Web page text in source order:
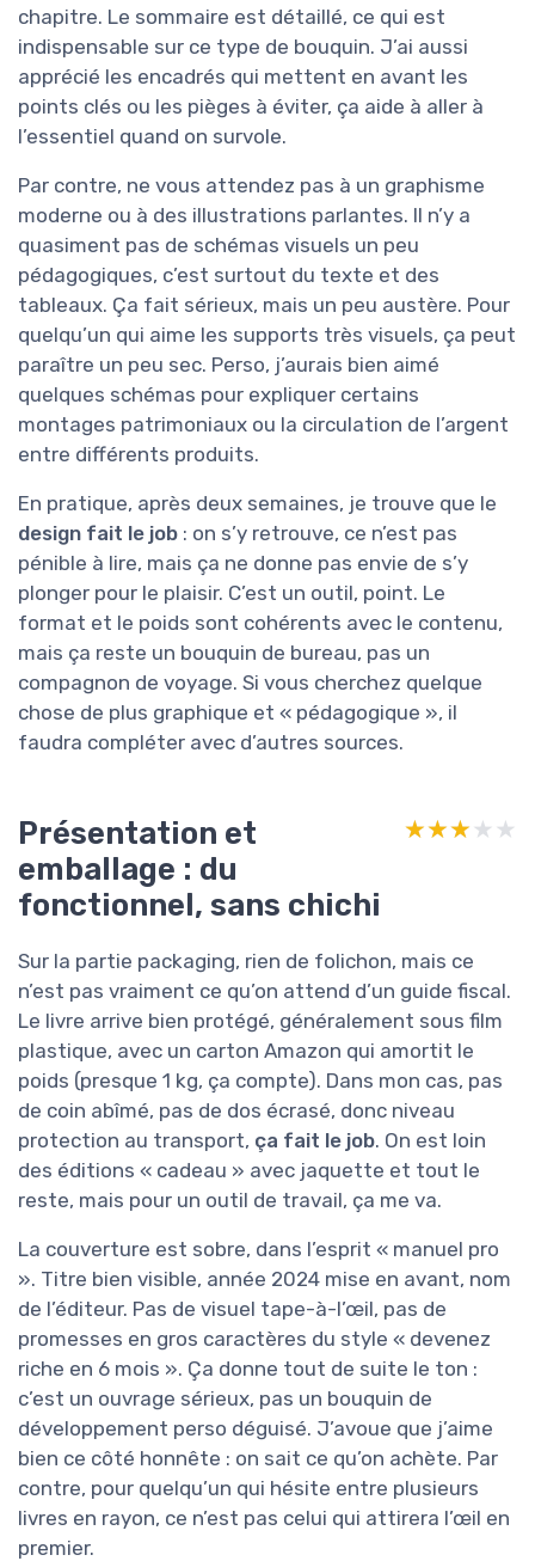
chapitre. Le sommaire est détaillé, ce qui est
indispensable sur ce type de bouquin. J’ai aussi
apprécié les encadrés qui mettent en avant les
points clés ou les pièges à éviter, ça aide à aller à
l’essentiel quand on survole.
Par contre, ne vous attendez pas à un graphisme
moderne ou à des illustrations parlantes. Il n’y a
quasiment pas de schémas visuels un peu
pédagogiques, c’est surtout du texte et des
tableaux. Ça fait sérieux, mais un peu austère. Pour
quelqu’un qui aime les supports très visuels, ça peut
paraître un peu sec. Perso, j’aurais bien aimé
quelques schémas pour expliquer certains
montages patrimoniaux ou la circulation de l’argent
entre différents produits.
En pratique, après deux semaines, je trouve que le
design fait le job : on s’y retrouve, ce n’est pas
pénible à lire, mais ça ne donne pas envie de s’y
plonger pour le plaisir. C’est un outil, point. Le
format et le poids sont cohérents avec le contenu,
mais ça reste un bouquin de bureau, pas un
compagnon de voyage. Si vous cherchez quelque
chose de plus graphique et « pédagogique », il
faudra compléter avec d’autres sources.
Présentation et
emballage : du
fonctionnel, sans chichi
★★★★★
★★★★★
Sur la partie packaging, rien de folichon, mais ce
n’est pas vraiment ce qu’on attend d’un guide fiscal.
Le livre arrive bien protégé, généralement sous film
plastique, avec un carton Amazon qui amortit le
poids (presque 1 kg, ça compte). Dans mon cas, pas
de coin abîmé, pas de dos écrasé, donc niveau
protection au transport, ça fait le job. On est loin
des éditions « cadeau » avec jaquette et tout le
reste, mais pour un outil de travail, ça me va.
La couverture est sobre, dans l’esprit « manuel pro
». Titre bien visible, année 2024 mise en avant, nom
de l’éditeur. Pas de visuel tape-à-l’œil, pas de
promesses en gros caractères du style « devenez
riche en 6 mois ». Ça donne tout de suite le ton :
c’est un ouvrage sérieux, pas un bouquin de
développement perso déguisé. J’avoue que j’aime
bien ce côté honnête : on sait ce qu’on achète. Par
contre, pour quelqu’un qui hésite entre plusieurs
livres en rayon, ce n’est pas celui qui attirera l’œil en
premier.